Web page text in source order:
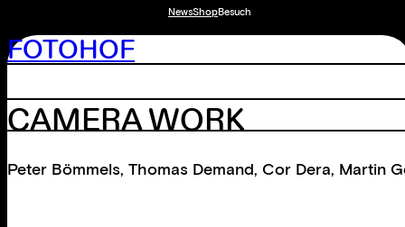
NewsShopBesuch
FOTOHOF
CAMERA WORK
Peter Bömmels, Thomas Demand, Cor Dera, Martin